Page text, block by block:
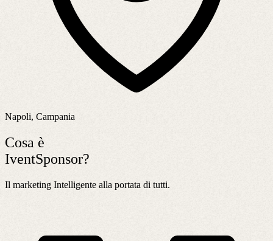
Napoli, Campania
Cosa è
IventSponsor?
Il marketing Intelligente alla portata di tutti.